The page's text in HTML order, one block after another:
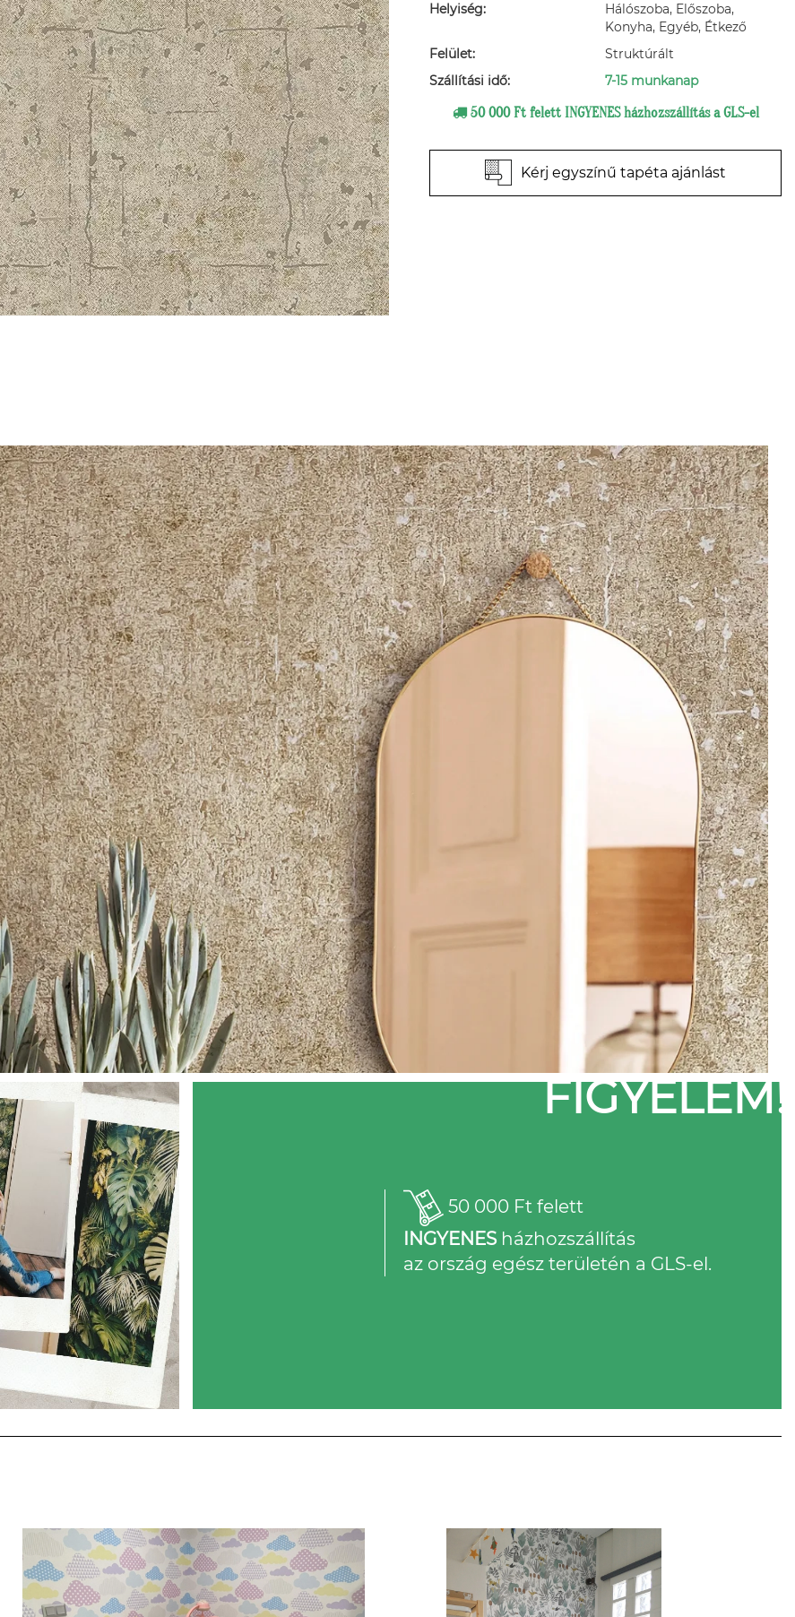
Helyiség:
Hálószoba, Előszoba,
Konyha, Egyéb, Étkező
Felület:
Struktúrált
Szállítási idő:
7-15 munkanap
50 000 Ft felett INGYENES házhozszállítás a GLS-el
Kérj egyszínű tapéta ajánlást
FIGYELEM!
50 000 Ft felett
INGYENESházhozszállítás
az ország egész területén a GLS-el.